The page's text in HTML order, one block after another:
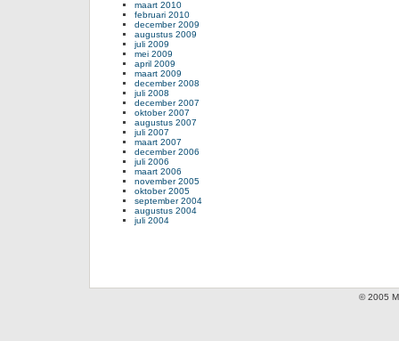
maart 2010
februari 2010
december 2009
augustus 2009
juli 2009
mei 2009
april 2009
maart 2009
december 2008
juli 2008
december 2007
oktober 2007
augustus 2007
juli 2007
maart 2007
december 2006
juli 2006
maart 2006
november 2005
oktober 2005
september 2004
augustus 2004
juli 2004
© 2005